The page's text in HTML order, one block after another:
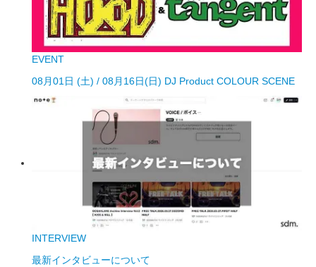
EVENT
08月01日 (土) / 08月16日(日) DJ Product COLOUR SCENE
INTERVIEW
最新インタビューについて